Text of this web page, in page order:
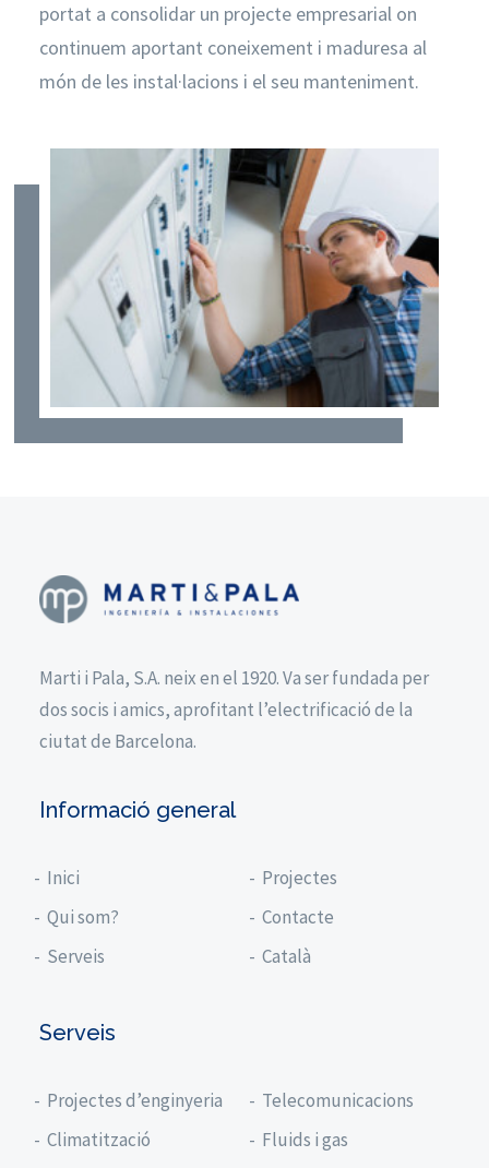
portat a consolidar un projecte empresarial on
continuem aportant coneixement i maduresa al
món de les instal·lacions i el seu manteniment.
Marti i Pala, S.A. neix en el 1920. Va ser fundada per
dos socis i amics, aprofitant l’electrificació de la
ciutat de Barcelona.
Informació general
Inici
Qui som?
Serveis
Projectes
Contacte
Català
Serveis
Projectes d’enginyeria
Climatització
Telecomunicacions
Fluids i gas